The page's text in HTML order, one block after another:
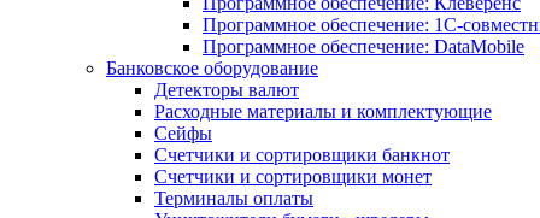
Программное обеспечение: 1С-
Программное обеспечение: DataMobile
Банковское оборудование
Детекторы валют
Расходные материалы и комплектующие
Сейфы
Счетчики и сортировщики банкнот
Счетчики и сортировщики монет
Терминалы оплаты